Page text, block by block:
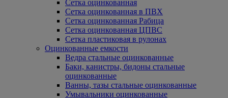
Сетка оцинкованная
Сетка оцинкованная в ПВХ
Сетка оцинкованная Рабица
Сетка оцинкованная ЦПВС
Сетка пластиковая в рулонах
Оцинкованные емкости
Ведра стальные оцинкованные
Баки, канистры, бидоны стальные
оцинкованные
Ванны, тазы стальные оцинкованные
Умывальники оцинкованные